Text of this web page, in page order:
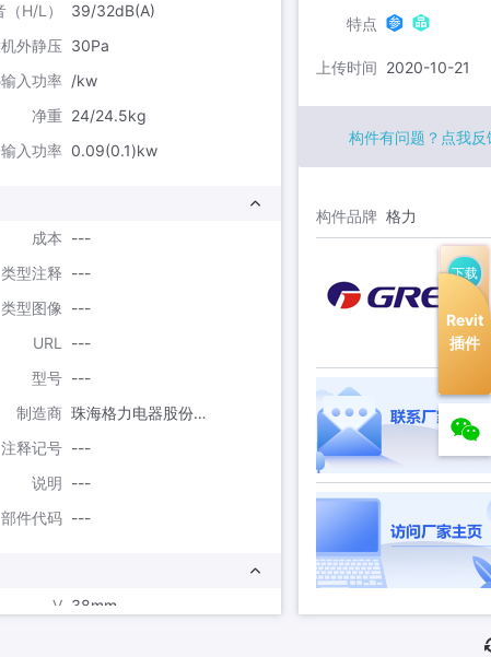
（H/L）
39/32dB(A)
外静压 30Pa
入功率 /kw
净重 24/24.5kg
入功率 0.09(0.1)kw
成本 ---
类型注释 ---
类型图像 ---
URL
---
型号 ---
制造商
珠海格力电器股份有限公司
注释记号 ---
说明 ---
部件代码 ---
V 38mm
特点
上传时间 2020-10-21
构件有问题？点我反
构件品牌 格力
下载
Revit
插件